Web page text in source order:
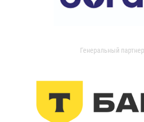
Генеральный партнер